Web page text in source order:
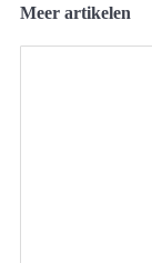
Meer artikelen